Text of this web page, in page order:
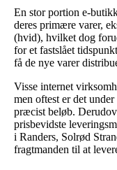
En stor portion e-
deres primære varer,
(hvid), hvilket dog
for et fastslået
få de nye varer
Visse internet
men oftest er det
præcist beløb.
prisbevidste
i Randers, Solrød
fragtmanden til at